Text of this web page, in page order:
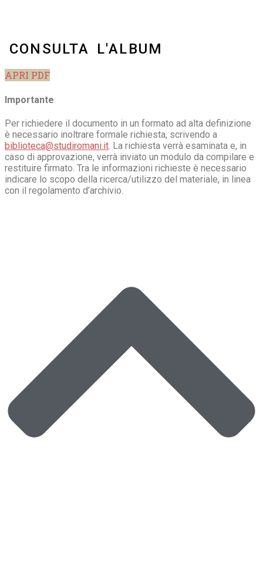
CONSULTA L'ALBUM
APRI PDF
Importante
Per richiedere il documento in un formato ad alta definizione
è necessario inoltrare formale richiesta, scrivendo a
biblioteca@studiromani.it. La richiesta verrà esaminata e, in
caso di approvazione, verrà inviato un modulo da compilare e
restituire firmato. Tra le informazioni richieste è necessario
indicare lo scopo della ricerca/utilizzo del materiale, in linea
con il regolamento d’archivio.